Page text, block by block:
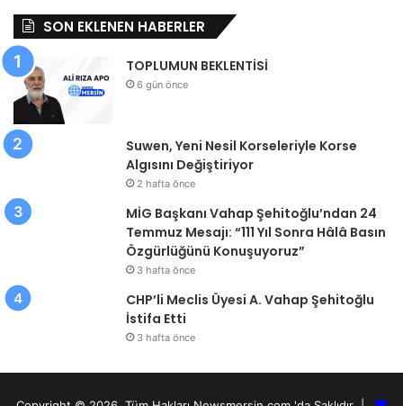
SON EKLENEN HABERLER
TOPLUMUN BEKLENTİSİ
6 gün önce
Suwen, Yeni Nesil Korseleriyle Korse
Algısını Değiştiriyor
2 hafta önce
MİG Başkanı Vahap Şehitoğlu’ndan 24
Temmuz Mesajı: “111 Yıl Sonra Hâlâ Basın
Özgürlüğünü Konuşuyoruz”
3 hafta önce
CHP’li Meclis Üyesi A. Vahap Şehitoğlu
İstifa Etti
3 hafta önce